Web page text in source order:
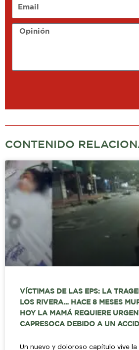
Opinión
CONTENIDO
VÍCTIMAS DE LAS EPS: LA
LOS RIVERA… HACE 8 MESES
HOY LA MAMÁ REQUIERE
CAPRESOCA DEBIDO A UN
Un nuevo y doloroso capítulo vive la